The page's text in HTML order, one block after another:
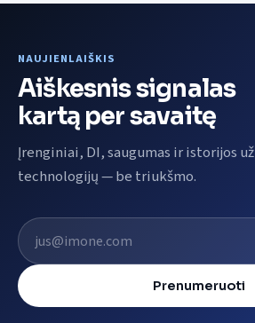
NAUJIENLAIŠKIS
Aiškesnis signalas
kartą per savaitę
Įrenginiai, DI, saugumas ir istorijos už
technologijų — be triukšmo.
El. pašto adresas
Prenumeruoti